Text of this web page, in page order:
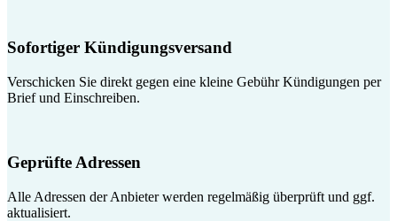
Sofortiger Kündigungsversand
Verschicken Sie direkt gegen eine kleine Gebühr Kündigungen per
Brief und Einschreiben.
Geprüfte Adressen
Alle Adressen der Anbieter werden regelmäßig überprüft und ggf.
aktualisiert.